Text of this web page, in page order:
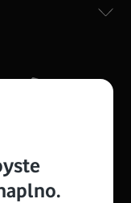
rozměry 21